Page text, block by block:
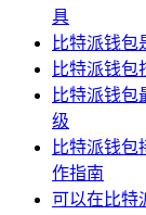
具
比特派钱包
比特派钱包
比特派钱包
级
比特派钱包
作指南
可以在比特